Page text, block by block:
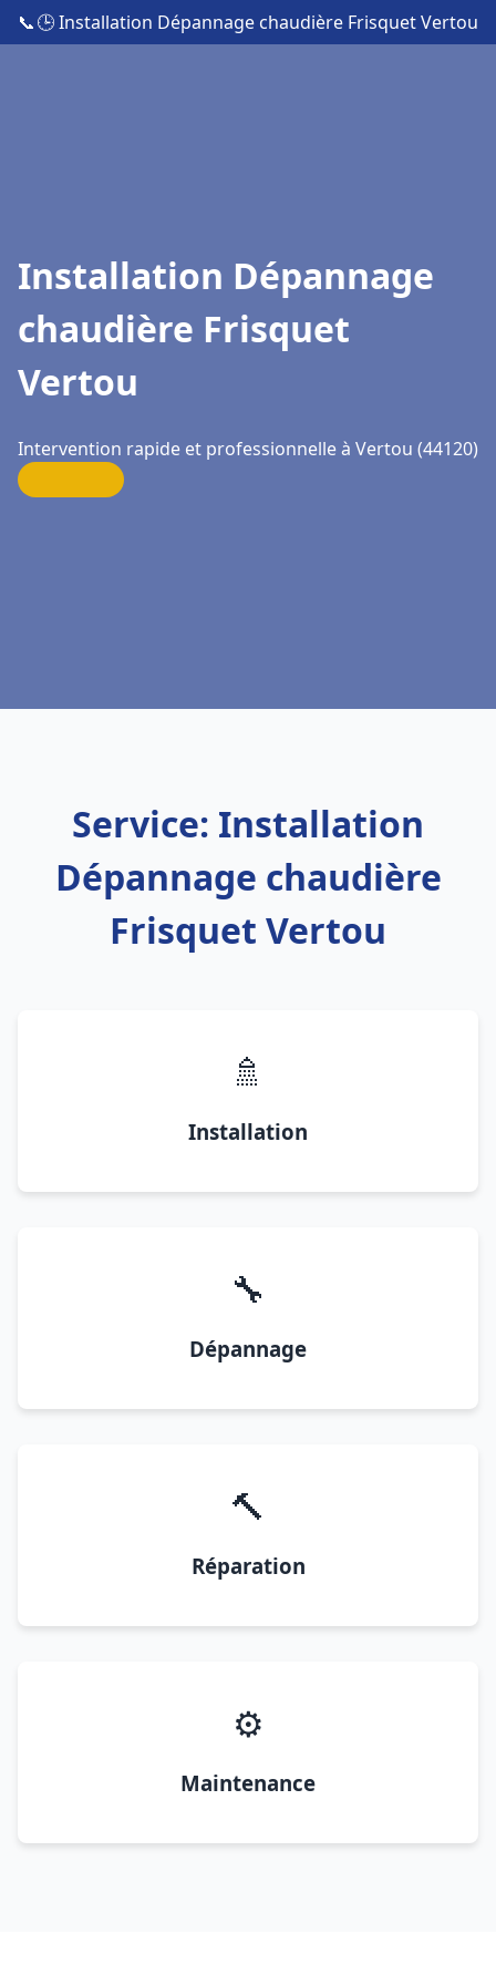
📞🕒 Installation Dépannage chaudière Frisquet Vertou
Installation Dépannage
chaudière Frisquet
Vertou
Intervention rapide et professionnelle à Vertou (44120)
Service: Installation
Dépannage chaudière
Frisquet Vertou
🚿
Installation
🔧
Dépannage
🔨
Réparation
⚙️
Maintenance